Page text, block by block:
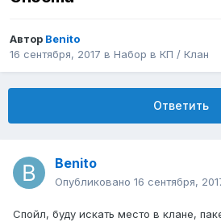
Автор Benito
16 сентября, 2017 в Набор в КП / Клан
Ответить
Benito
Опубликовано 16 сентября,
Спойл, буду искать место в клане,